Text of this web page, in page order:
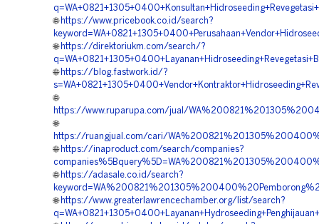
🌐 https://www.pricebook.co.id/search?
🌐 https://direktoriukm.com/search/?
🌐 https://blog.fastwork.id/?
🌐
https://www.ruparupa.com/jual/
🌐
https://ruangjual.com/cari/
🌐 https://inaproduct.com/search/companies?
🌐 https://adasale.co.id/search?
🌐 https://www.greaterlawrencechamber.org/list/search?